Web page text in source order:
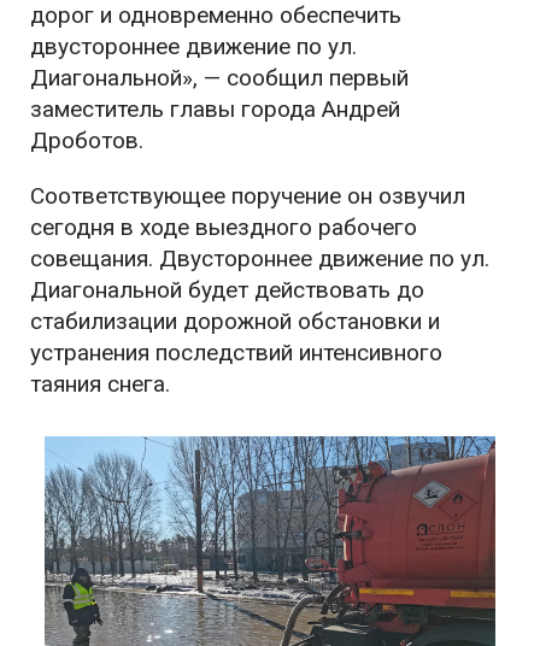
дорог и одновременно обеспечить
двустороннее движение по ул.
Диагональной», — сообщил первый
заместитель главы города Андрей
Дроботов.
Соответствующее поручение он озвучил
сегодня в ходе выездного рабочего
совещания. Двустороннее движение по ул.
Диагональной будет действовать до
стабилизации дорожной обстановки и
устранения последствий интенсивного
таяния снега.